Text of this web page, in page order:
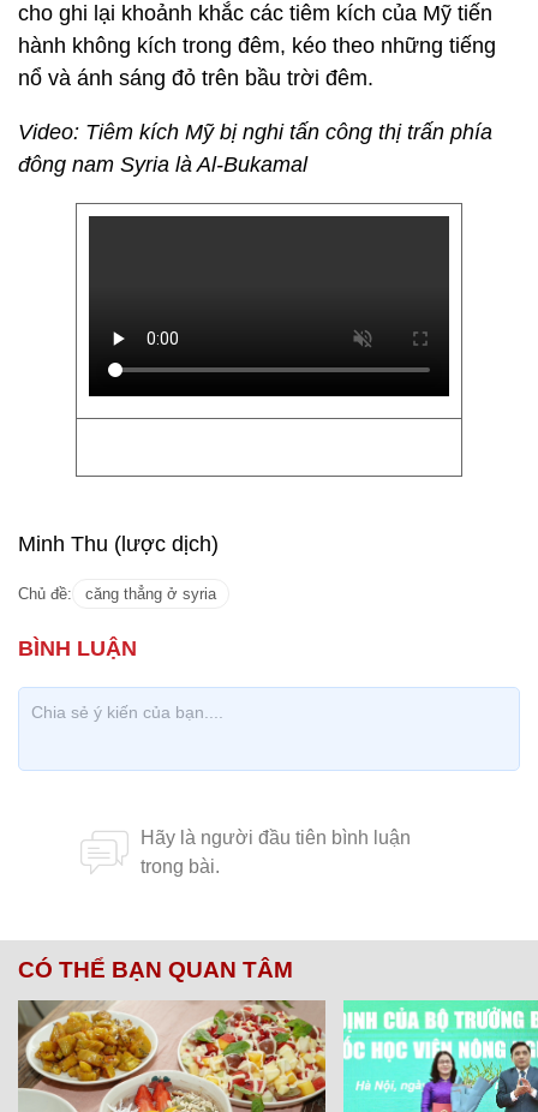
cho ghi lại khoảnh khắc các tiêm kích của Mỹ tiến
hành không kích trong đêm, kéo theo những tiếng
nổ và ánh sáng đỏ trên bầu trời đêm.
Video: Tiêm kích Mỹ bị nghi tấn công thị trấn phía
đông nam Syria là Al-Bukamal
Minh Thu (lược dịch)
Chủ đề: căng thẳng ở syria
CÓ THỂ BẠN QUAN TÂM